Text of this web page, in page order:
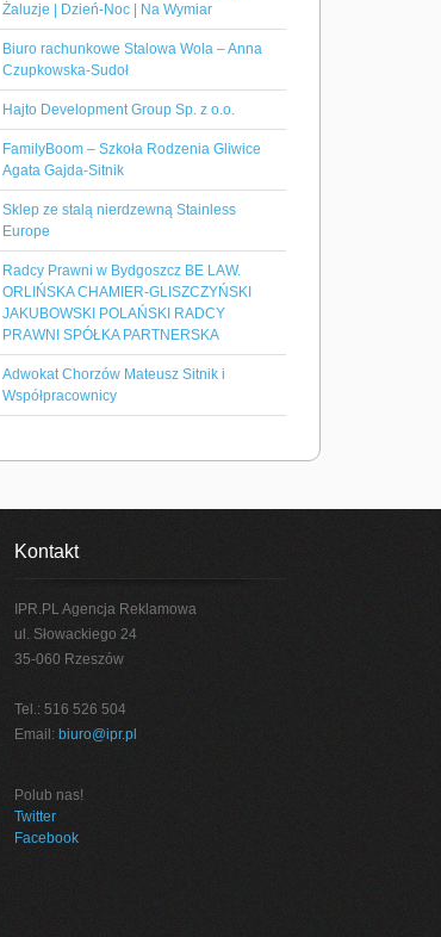
Żaluzje | Dzień-Noc | Na Wymiar
Biuro rachunkowe Stalowa Wola – Anna
Czupkowska-Sudoł
Hajto Development Group Sp. z o.o.
FamilyBoom – Szkoła Rodzenia Gliwice
Agata Gajda-Sitnik
Sklep ze stalą nierdzewną Stainless
Europe
Radcy Prawni w Bydgoszcz BE LAW.
ORLIŃSKA CHAMIER-GLISZCZYŃSKI
JAKUBOWSKI POLAŃSKI RADCY
PRAWNI SPÓŁKA PARTNERSKA
Adwokat Chorzów Mateusz Sitnik i
Współpracownicy
Kontakt
IPR.PL Agencja Reklamowa
ul. Słowackiego 24
35-060 Rzeszów
Tel.: 516 526 504
Email: biuro@ipr.pl
Polub nas!
Twitter
Facebook